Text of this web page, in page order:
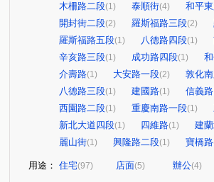
木柵路二段(1) 泰順街(4) 和平
開封街二段(2) 羅斯福路三段(2)
羅斯福路五段(1) 八德路四段(1)
辛亥路三段(1) 成功路四段(1)
介壽路(1) 大安路一段(2) 敦化
八德路三段(1) 建國路(1) 信義
西園路二段(1) 重慶南路一段(1)
新北大道四段(1) 四維路(1) 建
麗山街(1) 興隆路二段(1) 寶橋路
用途： 住宅(97) 店面(5) 辦公(4)